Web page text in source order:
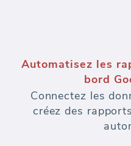
Automatisez les
bord
Connectez les
créez des